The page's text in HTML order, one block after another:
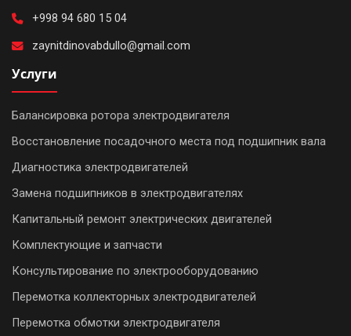
+998 94 680 15 04
zaynitdinovabdullo@gmail.com
Услуги
Балансировка ротора электродвигателя
Восстановление посадочного места под подшипник вала
Диагностика электродвигателей
Замена подшипников в электродвигателях
Капитальный ремонт электрических двигателей
Комплектующие и запчасти
Консультирование по электрооборудованию
Перемотка коллекторных электродвигателей
Перемотка обмотки электродвигателя